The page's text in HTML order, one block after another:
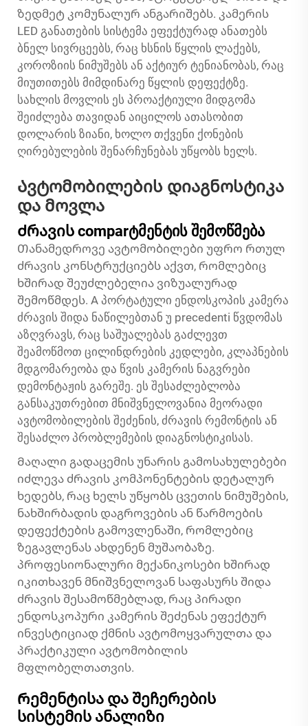
ზედმეტ კომუნალურ ანგარიშებს. კამერის
LED განათების სისტემა ეფექტურად ანათებს
ბნელ სივრცეებს, რაც ხსნის წყლის ლაქებს,
კოროზიის ნიმუშებს ან აქტიურ ტენიანობას, რაც
მიუთითებს მიმდინარე წყლის დეფექტზე.
სახლის მოვლის ეს პროაქტიული მიდგომა
შეიძლება თავიდან აიცილოს ათასობით
დოლარის ზიანი, ხოლო თქვენი ქონების
ღირებულების შენარჩუნებას უწყობს ხელს.
Ავტომობილების დიაგნოსტიკა
და მოვლა
Ძრავის comparტმენტის შემოწმება
Თანამედროვე ავტომობილები უფრო რთულ
ძრავის კონსტრუქციებს აქვთ, რომლებიც
ხშირად შეუძლებელია ვიზუალურად
შემოწმდეს. A პორტატული ენდოსკოპის კამერა
ძრავის შიდა ნაწილებთან უ precedenti წვდომას
აზღვრავს, რაც საშუალებას გაძლევთ
შეამოწმოთ ცილინდრების კედლები, კლაპნების
მდგომარეობა და წვის კამერის ნაგვრები
დემონტაჟის გარეშე. ეს შესაძლებლობა
განსაკუთრებით მნიშვნელოვანია მეორადი
ავტომობილების შეძენის, ძრავის რემონტის ან
შესაძლო პრობლემების დიაგნოსტიკისას.
Მაღალი გადაცემის უნარის გამოსახულებები
იძლევა ძრავის კომპონენტების დეტალურ
ხედებს, რაც ხელს უწყობს ცვეთის ნიმუშების,
ნახშირბადის დაგროვების ან წარმოების
დეფექტების გამოვლენაში, რომლებიც
ზეგავლენას ახდენენ მუშაობაზე.
პროფესიონალური მექანიკოსები ხშირად
იკითხავენ მნიშვნელოვან საფასურს შიდა
ძრავის შესამოწმებლად, რაც პირადი
ენდოსკოპური კამერის შეძენას ეფექტურ
ინვესტიციად ქმნის ავტომოყვარულთა და
პრაქტიკული ავტომობილის
მფლობელთათვის.
Რემენტისა და შეჩერების
სისტემის ანალიზი